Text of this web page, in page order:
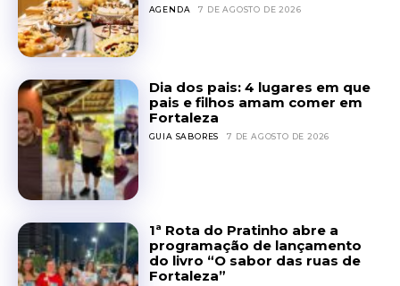
AGENDA 7 DE AGOSTO DE 2026
Dia dos pais: 4 lugares em que
pais e filhos amam comer em
Fortaleza
GUIA SABORES 7 DE AGOSTO DE 2026
1ª Rota do Pratinho abre a
programação de lançamento
do livro “O sabor das ruas de
Fortaleza”